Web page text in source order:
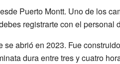
Puerto Montt. Uno de los
registrarte con el personal
se abrió en 2023. Fue
dura entre tres y cuatro